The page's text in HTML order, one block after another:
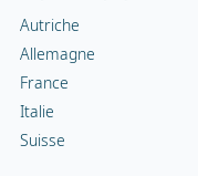
France
Italie
Suisse